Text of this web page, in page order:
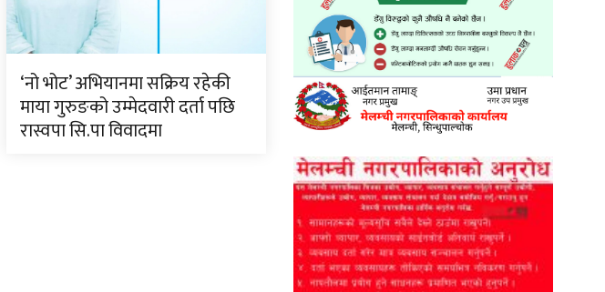
‘नो भोट’ अभियानमा सक्रिय रहेकी
माया गुरुङको उम्मेदवारी दर्ता पछि
रास्वपा सि.पा विवादमा